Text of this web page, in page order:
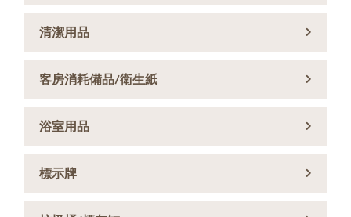
清潔用品
客房消耗備品/衛生紙
浴室用品
標示牌